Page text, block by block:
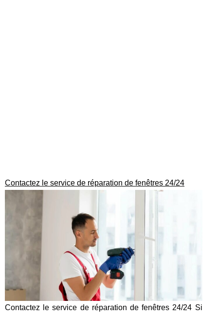
Contactez le service de réparation de fenêtres 24/24
Contactez le service de réparation de fenêtres 24/24 Si